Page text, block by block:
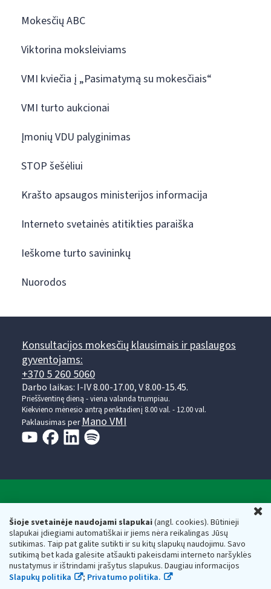
Šioje svetainėje naudojami slapukai(angl. cookies). Būtinieji
slapukai įdiegiami automatiškai ir jiems nėra reikalingas Jūsų
sutikimas. Taip pat galite sutikti ir su kitų slapukų naudojimu. Savo
sutikimą bet kada galėsite atšaukti pakeisdami interneto naršyklės
nustatymus ir ištrindami įrašytus slapukus. Daugiau informacijos
Slapukų politika
; Privatumo politika.
Mokesčių ABC
Viktorina moksleiviams
VMI kviečia į „Pasimatymą su mokesčiais“
VMI turto aukcionai
Įmonių VDU palyginimas
STOP šešėliui
Krašto apsaugos ministerijos informacija
Interneto svetainės atitikties paraiška
Ieškome turto savininkų
Nuorodos
Konsultacijos mokesčių klausimais ir paslaugos
gyventojams:
+370 5 260 5060
Darbo laikas: I-IV 8.00-17.00, V 8.00-15.45.
Prieššventinę dieną - viena valanda trumpiau.
Kiekvieno mėnesio antrą penktadienį 8.00 val. - 12.00 val.
Paklausimas per Mano VMI
Respublikos finansų ministerijos
Biudžetinė įstaiga. Juridinio asmens kodas — 188659752,
adresas: Vasario 16-osios g. 14, 01107 Vilnius, Lietuva, el.paštas:
vmi@vmi.lt, E. pristatymo dėžutės adresas 188659752
Duomenys apie Valstybinę mokesčių inspekciją prie Lietuvos
Respublikos finansų ministerijos kaupiami ir saugomi Juridinių